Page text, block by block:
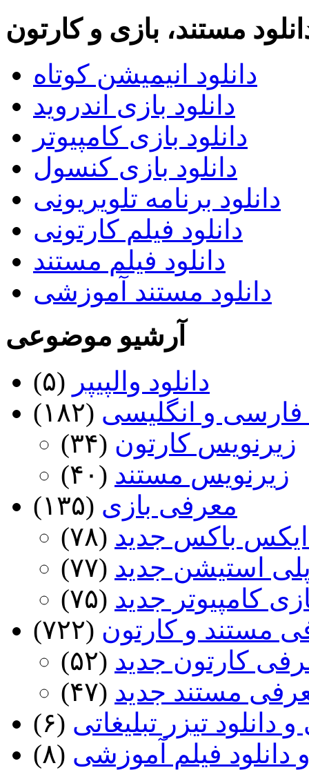
مستند، بازی و کارتون
دانلود انیمیشن کوتاه
دانلود بازی اندروید
دانلود بازی کامپیوتر
دانلود بازی کنسول
دانلود برنامه تلویریونی
دانلود فیلم کارتونی
دانلود فیلم مستند
دانلود مستند آموزشی
آرشیو موضوعی
دانلود والپیپر (۵)
و انگلیسی (۱۸۲)
زیرنویس کارتون (۳۴)
زیرنویس مستند (۴۰)
معرفی بازی (۱۳۵)
ایکس باکس جدید (۷۸)
استیشن جدید (۷۷)
کامپیوتر جدید (۷۵)
مستند و کارتون (۷۲۲)
کارتون جدید (۵۲)
مستند جدید (۴۷)
دانلود تیزر تبلیغاتی (۶)
فیلم آموزشی (۸)